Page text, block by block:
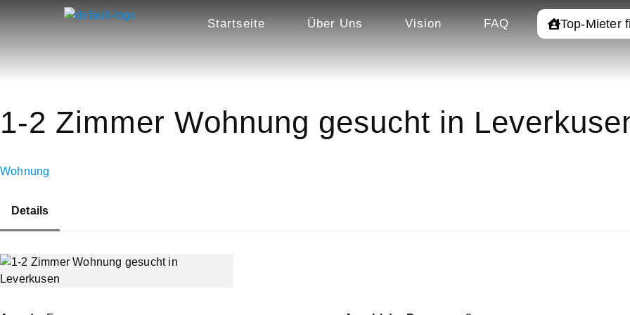
Startseite Über Uns Vision FAQ Top-Mieter
1-2 Zimmer Wohnung gesucht in
Wohnung
Details